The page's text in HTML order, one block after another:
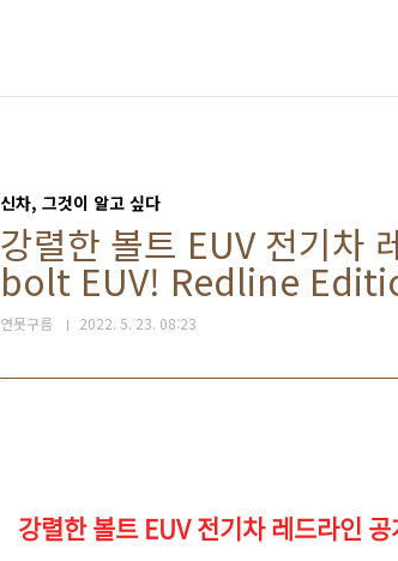
신차, 그것이 알고 싶다
강렬한 볼트 EUV 전기차
bolt EUV! Redline
연못구름 2022. 5. 23. 08:23
강렬한 볼트 EUV 전기차 레드라